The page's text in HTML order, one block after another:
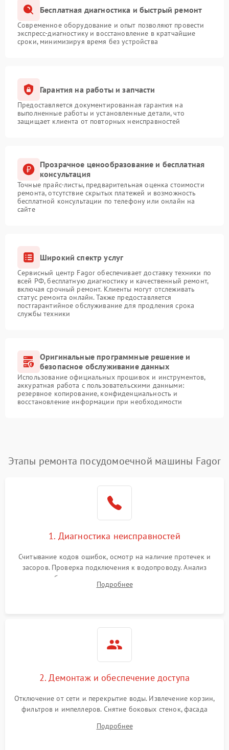
Бесплатная диагностика и быстрый ремонт
Современное оборудование и опыт позволяют провести
экспресс-диагностику и восстановление в кратчайшие
сроки, минимизируя время без устройства
Гарантия на работы и запчасти
Предоставляется документированная гарантия на
выполненные работы и установленные детали, что
защищает клиента от повторных неисправностей
Прозрачное ценообразование и бесплатная
консультация
Точные прайс-листы, предварительная оценка стоимости
ремонта, отсутствие скрытых платежей и возможность
бесплатной консультации по телефону или онлайн на
сайте
Широкий спектр услуг
Сервисный центр Fagor обеспечивает доставку техники по
всей РФ, бесплатную диагностику и качественный ремонт,
включая срочный ремонт. Клиенты могут отслеживать
статус ремонта онлайн. Также предоставляется
постгарантийное обслуживание для продления срока
службы техники
Оригинальные программные решение и
безопасное обслуживание данных
Использование официальных прошивок и инструментов,
аккуратная работа с пользовательскими данными:
резервное копирование, конфиденциальность и
восстановление информации при необходимости
Этапы ремонта посудомоечной машины Fagor
1. Диагностика неисправностей
Считывание кодов ошибок, осмотр на наличие протечек и
засоров. Проверка подключения к водопроводу. Анализ
жалоб на отсутствие слива, нагрева, вращения
разбрызгивателей или срабатывание системы защиты
Подробнее
2. Демонтаж и обеспечение доступа
Отключение от сети и перекрытие воды. Извлечение корзин,
фильтров и импеллеров. Снятие боковых стенок, фасада
циркуляционному насосу, ТЭНу и сливной помпе.
Подробнее